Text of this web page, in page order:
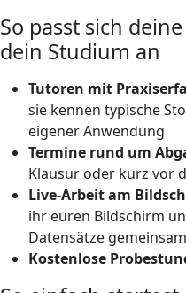
So passt sich
dein Studium an
Tutoren mit
sie kennen typische
eigener Anwendung
Termine rund um
Klausur oder kurz vor
Live-Arbeit am
ihr euren Bildschirm
Datensätze
Kostenlose